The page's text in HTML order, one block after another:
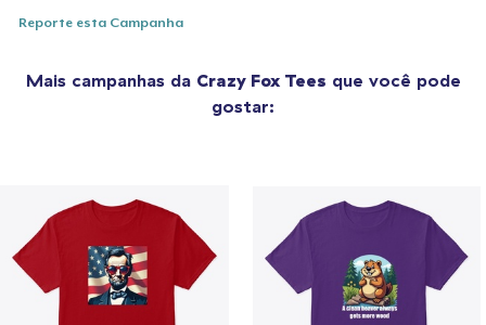
Reporte esta Campanha
Mais campanhas da Crazy Fox Tees que você pode
gostar: